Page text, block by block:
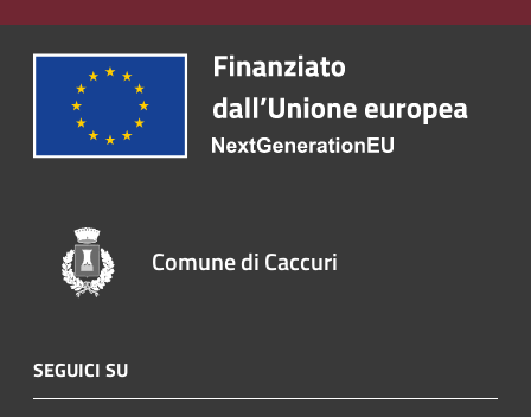
Comune di Caccuri
SEGUICI SU